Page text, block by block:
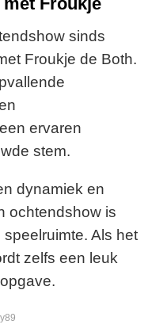
sinds
Froukje de Both.
ervaren
stem.
dynamiek en
ochtendshow is
Als het
zelfs een leuk